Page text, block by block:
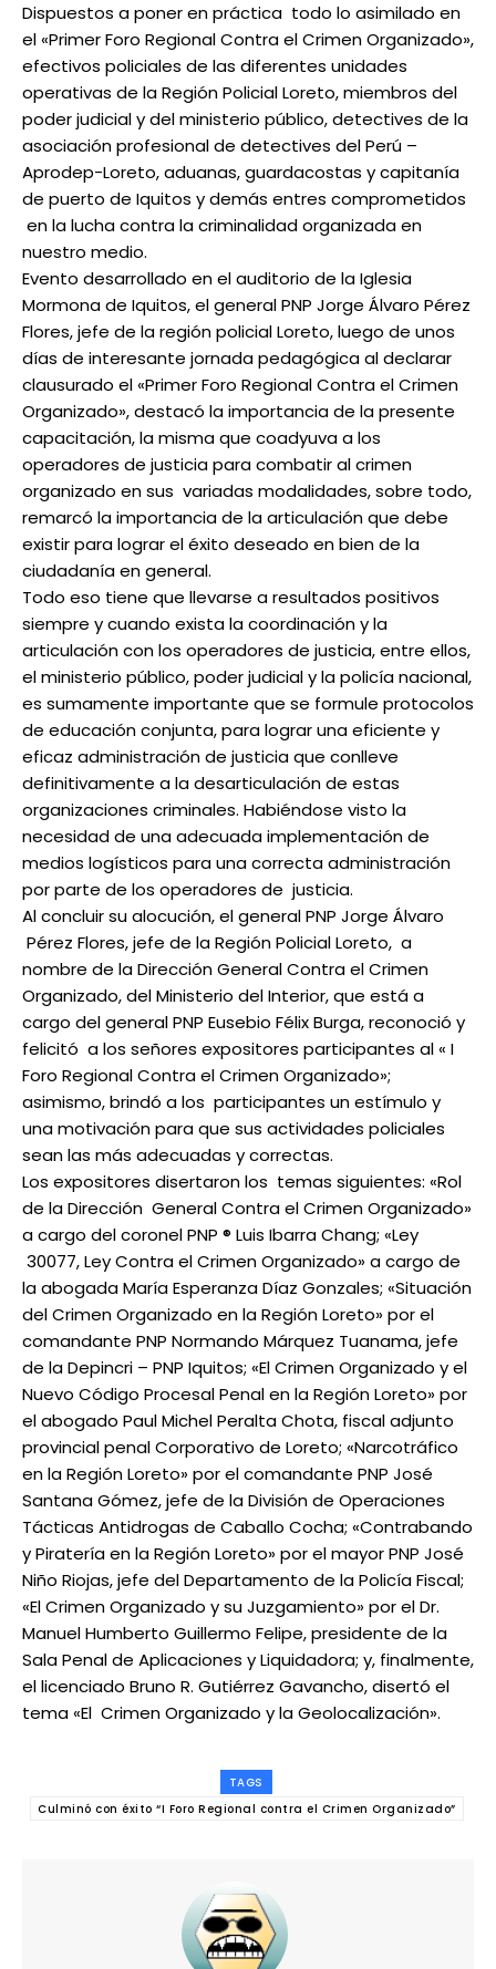
Dispuestos a poner en práctica todo lo asimilado en
el «Primer Foro Regional Contra el Crimen Organizado»,
efectivos policiales de las diferentes unidades
operativas de la Región Policial Loreto, miembros del
poder judicial y del ministerio público, detectives de la
asociación profesional de detectives del Perú –
Aprodep-Loreto, aduanas, guardacostas y capitanía
de puerto de Iquitos y demás entres comprometidos
en la lucha contra la criminalidad organizada en
nuestro medio.
Evento desarrollado en el auditorio de la Iglesia
Mormona de Iquitos, el general PNP Jorge Álvaro Pérez
Flores, jefe de la región policial Loreto, luego de unos
días de interesante jornada pedagógica al declarar
clausurado el «Primer Foro Regional Contra el Crimen
Organizado», destacó la importancia de la presente
capacitación, la misma que coadyuva a los
operadores de justicia para combatir al crimen
organizado en sus variadas modalidades, sobre todo,
remarcó la importancia de la articulación que debe
existir para lograr el éxito deseado en bien de la
ciudadanía en general.
Todo eso tiene que llevarse a resultados positivos
siempre y cuando exista la coordinación y la
articulación con los operadores de justicia, entre ellos,
el ministerio público, poder judicial y la policía nacional,
es sumamente importante que se formule protocolos
de educación conjunta, para lograr una eficiente y
eficaz administración de justicia que conlleve
definitivamente a la desarticulación de estas
organizaciones criminales. Habiéndose visto la
necesidad de una adecuada implementación de
medios logísticos para una correcta administración
por parte de los operadores de justicia.
Al concluir su alocución, el general PNP Jorge Álvaro
Pérez Flores, jefe de la Región Policial Loreto, a
nombre de la Dirección General Contra el Crimen
Organizado, del Ministerio del Interior, que está a
cargo del general PNP Eusebio Félix Burga, reconoció y
felicitó a los señores expositores participantes al « I
Foro Regional Contra el Crimen Organizado»;
asimismo, brindó a los participantes un estímulo y
una motivación para que sus actividades policiales
sean las más adecuadas y correctas.
Los expositores disertaron los temas siguientes: «Rol
de la Dirección General Contra el Crimen Organizado»
a cargo del coronel PNP ® Luis Ibarra Chang; «Ley
30077, Ley Contra el Crimen Organizado» a cargo de
la abogada María Esperanza Díaz Gonzales; «Situación
del Crimen Organizado en la Región Loreto» por el
comandante PNP Normando Márquez Tuanama, jefe
de la Depincri – PNP Iquitos; «El Crimen Organizado y el
Nuevo Código Procesal Penal en la Región Loreto» por
el abogado Paul Michel Peralta Chota, fiscal adjunto
provincial penal Corporativo de Loreto; «Narcotráfico
en la Región Loreto» por el comandante PNP José
Santana Gómez, jefe de la División de Operaciones
Tácticas Antidrogas de Caballo Cocha; «Contrabando
y Piratería en la Región Loreto» por el mayor PNP José
Niño Riojas, jefe del Departamento de la Policía Fiscal;
«El Crimen Organizado y su Juzgamiento» por el Dr.
Manuel Humberto Guillermo Felipe, presidente de la
Sala Penal de Aplicaciones y Liquidadora; y, finalmente,
el licenciado Bruno R. Gutiérrez Gavancho, disertó el
tema «El Crimen Organizado y la Geolocalización».
TAGS
Culminó con éxito “I Foro Regional contra el Crimen Organizado”